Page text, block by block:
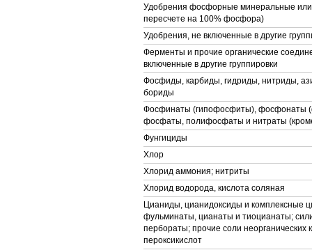
Удобрения фосфорные минеральные или
пересчете на 100% фосфора)
Удобрения, не включенные в другие
Ферменты и прочие органические
включенные в другие группировки
Фосфиды, карбиды, гидриды, нитриды,
бориды
Фосфинаты (гипофосфиты), фосфонаты
фосфаты, полифосфаты и нитраты
Фунгициды
Хлор
Хлорид аммония; нитриты
Хлорид водорода, кислота соляная
Цианиды, цианидоксиды и комплексные
фульминаты, цианаты и тиоцианаты;
пербораты; прочие соли неорганических
пероксикислот